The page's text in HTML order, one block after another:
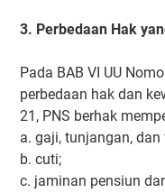
3. Perbedaan Hak
Pada BAB VI UU
perbedaan hak dan
21, PNS berhak
a. gaji, tunjangan,
b. cuti;
c. jaminan pensiun